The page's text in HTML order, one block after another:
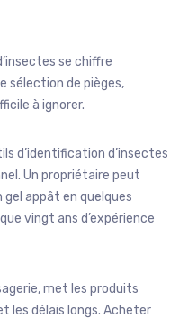
se chiffre
sélection de pièges,
à ignorer.
d’identification d’insectes
Un propriétaire peut
appât en quelques
vingt ans d’expérience
met les produits
les délais longs. Acheter